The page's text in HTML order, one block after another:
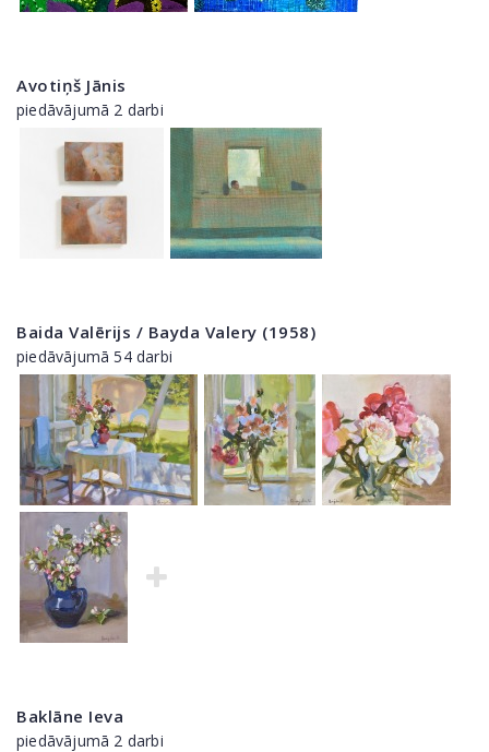
Avotiņš Jānis
piedāvājumā 2 darbi
Baida Valērijs / Bayda Valery (1958)
piedāvājumā 54 darbi
Baklāne Ieva
piedāvājumā 2 darbi